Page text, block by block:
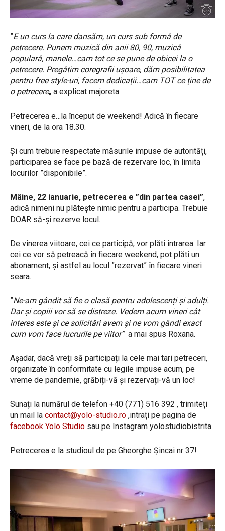
”E un curs la care dansăm, un curs sub formă de
petrecere. Punem muzică din anii 80, 90, muzică
populară, manele…cam tot ce se pune de obicei la o
petrecere. Pregătim coregrafii ușoare, dăm posibilitatea
pentru free style-uri, facem dedicații…cam TOT ce ține de
o petrecere„ a explicat majoreta.
Petrecerea e…la început de weekend! Adică în fiecare
vineri, de la ora 18.30.
Și cum trebuie respectate măsurile impuse de autorități,
participarea se face pe bază de rezervare loc, în limita
locurilor ”disponibile”.
Mâine, 22 ianuarie, petrecerea e ”din partea casei”,
adică nimeni nu plătește nimic pentru a participa. Trebuie
DOAR să-și rezerve locul.
De vinerea viitoare, cei ce participă, vor plăti intrarea. Iar
cei ce vor să petreacă în fiecare weekend, pot plăti un
abonament, și astfel au locul ”rezervat” în fiecare vineri
seara.
”Ne-am gândit să fie o clasă pentru adolescenți și adulți.
Dar și copiii vor să se distreze. Vedem acum vineri cât
interes este și ce solicitări avem și ne vom gândi exact
cum vom face lucrurile pe viitor”a mai spus Roxana.
Așadar, dacă vreți să participați la cele mai tari petreceri,
organizate în conformitate cu legile impuse acum, pe
vreme de pandemie, grăbiți-vă și rezervați-vă un loc!
Sunați la numărul de telefon +40 (771) 516 392 , trimiteți
un mail la contact@yolo-studio.ro ,intrați pe pagina de
facebook Yolo Studio sau pe Instagram yolostudiobistrita.
Petrecerea e la studioul de pe Gheorghe Șincai nr 37!